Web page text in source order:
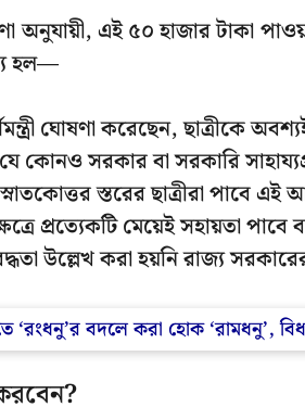
অনুযায়ী, এই ৫০ হাজার টাকা
হল—
ঘোষণা করেছেন, ছাত্রীকে
যে কোনও সরকার বা সরকারি
স্তরের ছাত্রীরা পাবে এই
প্রত্যেকটি মেয়েই সহায়তা
উল্লেখ করা হয়নি রাজ্য
‘রংধনু’র বদলে করা হোক ‘রামধনু’,